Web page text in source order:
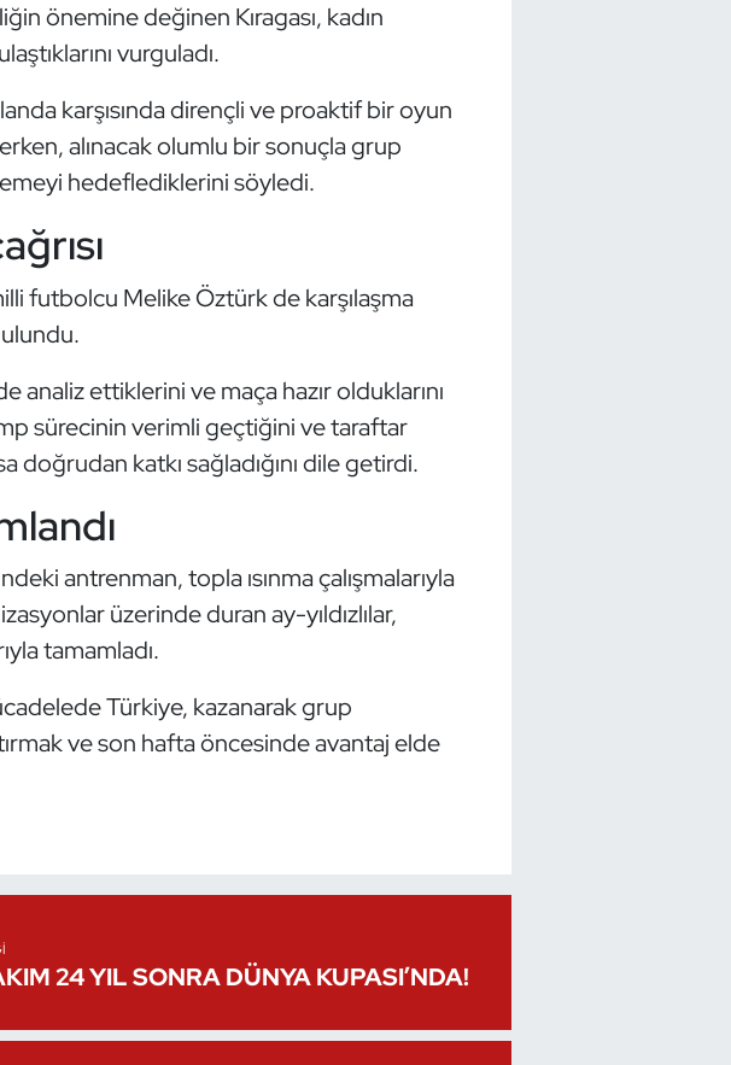
önemine değinen Kıragası, kadın
vurguladı.
karşısında dirençli ve proaktif bir oyun
alınacak olumlu bir sonuçla grup
hedeflediklerini söyledi.
futbolcu Melike Öztürk de karşılaşma
analiz ettiklerini ve maça hazır olduklarını
sürecinin verimli geçtiğini ve taraftar
katkı sağladığını dile getirdi.
antrenman, topla ısınma çalışmalarıyla
üzerinde duran ay-yıldızlılar,
tamamladı.
Türkiye, kazanarak grup
ve son hafta öncesinde avantaj elde
24 YIL SONRA DÜNYA KUPASI’NDA!